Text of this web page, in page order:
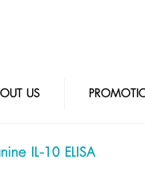
US
IL-10 ELISA